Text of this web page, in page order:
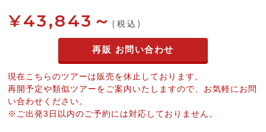
¥43,843～ (税込)
再販 お問い合わせ
現在こちらのツアーは販売を休止しております。
再開予定や類似ツアーをご案内いたしますので、お気軽にお問
い合わせください。
※ご出発3日以内のご予約には対応しておりません。